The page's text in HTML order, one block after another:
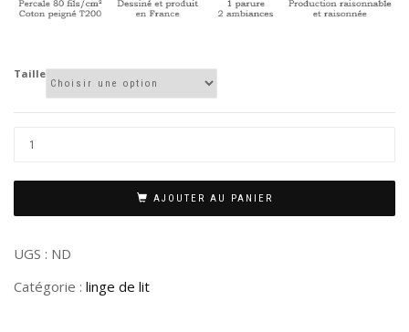
Taille
AJOUTER AU PANIER
UGS : ND
Catégorie : linge de lit